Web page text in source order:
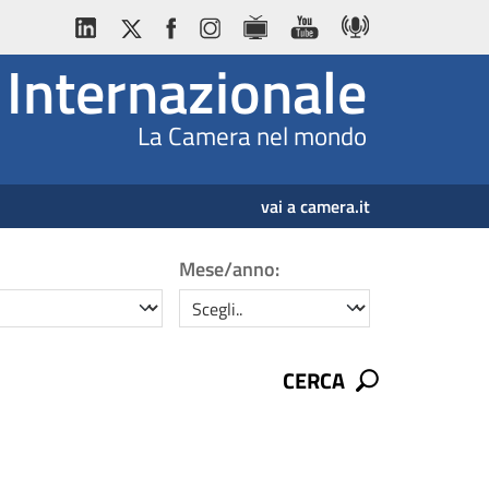
Internazionale
La Camera nel mondo
vai a camera.it
Mese/anno:
mese/anno
CERCA